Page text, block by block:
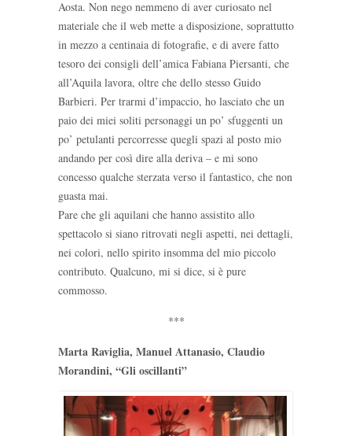
Aosta. Non nego nemmeno di aver curiosato nel
materiale che il web mette a disposizione, soprattutto
in mezzo a centinaia di fotografie, e di avere fatto
tesoro dei consigli dell’amica Fabiana Piersanti, che
all’Aquila lavora, oltre che dello stesso Guido
Barbieri. Per trarmi d’impaccio, ho lasciato che un
paio dei miei soliti personaggi un po’ sfuggenti un
po’ petulanti percorresse quegli spazi al posto mio
andando per così dire alla deriva – e mi sono
concesso qualche sterzata verso il fantastico, che non
guasta mai.
Pare che gli aquilani che hanno assistito allo
spettacolo si siano ritrovati negli aspetti, nei dettagli,
nei colori, nello spirito insomma del mio piccolo
contributo. Qualcuno, mi si dice, si è pure
commosso.
***
Marta Raviglia, Manuel Attanasio, Claudio
Morandini, “Gli oscillanti”